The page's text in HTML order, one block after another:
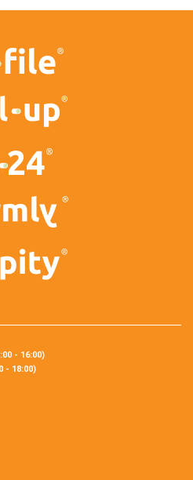
- 16:00)
- 18:00)